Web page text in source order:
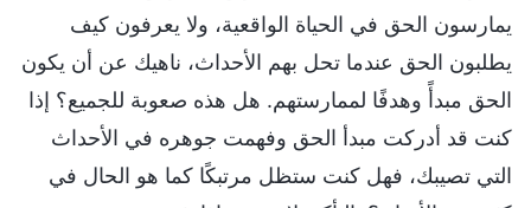
يمارسون الحق في الحياة الواقعية، ولا يعرفون كيف
يطلبون الحق عندما تحل بهم الأحداث، ناهيك عن أن يكون
الحق مبدأً وهدفًا لممارستهم. هل هذه صعوبة للجميع؟ إذا
كنت قد أدركت مبدأ الحق وفهمت جوهره في الأحداث
التي تصيبك، فهل كنت ستظل مرتبكًا كما هو الحال في